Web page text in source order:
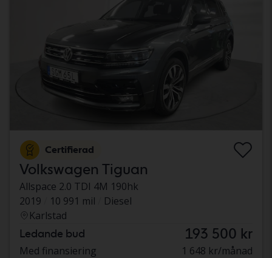
Certifierad
Volkswagen Tiguan
Allspace 2.0 TDI 4M 190hk
2019
10 991 mil
Diesel
Karlstad
Ledande bud 193 500 kr
Med finansiering 1 648 kr/månad